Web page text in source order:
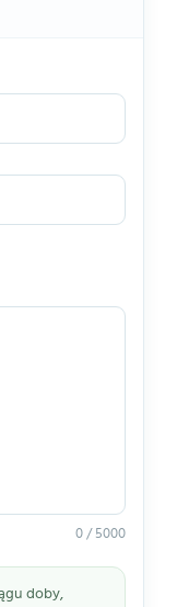
0 / 5000
doby,